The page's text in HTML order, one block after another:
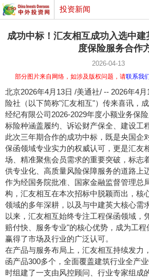
投资新闻
成功中标！汇友相互成功入选中
度保险服务合作
2026-04-13
部分图片来自网络，如涉及版权问题，请联系我
北京2026年4月13日 /美通社/ -- 2026年4
险社（以下简称"汇友相互"） 传来喜讯 ，
经纪有限公司2026-2029年度小额业务保
标险种涵盖履约、诉讼财产保全、建设工
此次三年期合作的成功中标，既是央国企
保函领域专业实力的权威认可，更是汇友
场、精准聚焦会员需求的重要突破，标志
供专业化、高质量风险保障服务的道路上
作为经国务院批准、国家金融监督管理总
构，汇友相互在本次招标中脱颖而出，核
领域的多年深耕，以及与中建英大核心需
以来，汇友相互始终专注工程保函领域，
赔付快、服务专业"的核心优势，成为工程
赢得了市场及行业的广泛认可。
在产品与服务布局上，汇友相互持续发力
函产品300多个，全面覆盖建筑行业全产
时组建了一支由风控顾问、行业专家组成